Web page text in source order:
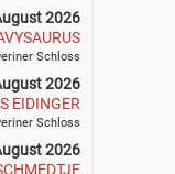
2026
Schloss
2026
EIDINGER
Schloss
2026